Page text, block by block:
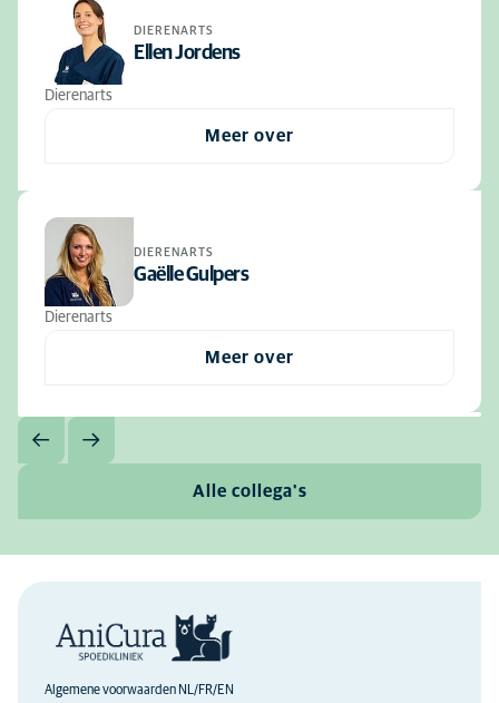
DIERENARTS
Ellen Jordens
Dierenarts
Meer over
DIERENARTS
Gaëlle Gulpers
Dierenarts
Meer over
Alle collega's
Algemene voorwaarden NL/FR/EN